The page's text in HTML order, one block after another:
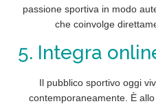
passione sportiva in modo
che coinvolge
5. Integra
Il pubblico sportivo oggi
contemporaneamente. È allo